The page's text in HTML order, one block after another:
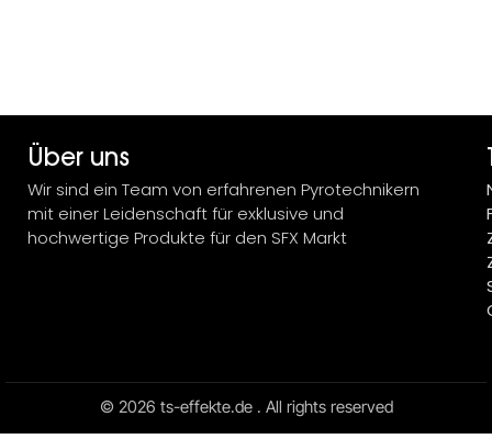
Über uns
Wir sind ein Team von erfahrenen Pyrotechnikern
mit einer Leidenschaft für exklusive und
hochwertige Produkte für den SFX Markt
© 2026 ts-effekte.de . All rights reserved